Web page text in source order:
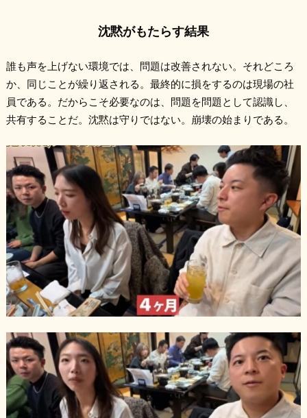
沈黙がもたらす結果
誰も声を上げない環境では、問題は改善されない。それどころ
か、同じことが繰り返される。最終的に損をするのは現場の社
員である。だからこそ必要なのは、問題を問題として認識し、
共有することだ。沈黙は守りではない。崩壊の始まりである。